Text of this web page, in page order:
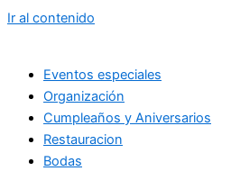
Ir al contenido
Eventos especiales
Organización
Cumpleaños y Aniversarios
Restauracion
Bodas